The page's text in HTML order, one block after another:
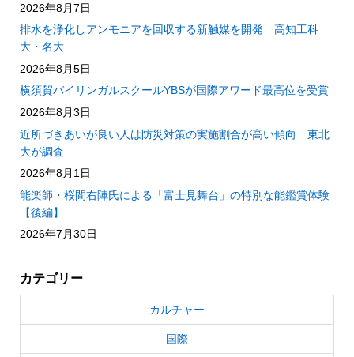
2026年8月7日
排水を浄化しアンモニアを回収する新触媒を開発 高知工科
大・名大
2026年8月5日
横須賀バイリンガルスクールYBSが国際アワード最高位を受賞
2026年8月3日
近所づきあいが良い人は防災対策の実施割合が高い傾向 東北
大が調査
2026年8月1日
能楽師・桜間右陣氏による「富士見舞台」の特別な能鑑賞体験
【後編】
2026年7月30日
カテゴリー
カルチャー
国際